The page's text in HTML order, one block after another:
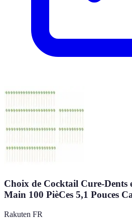
Choix de Cocktail Cure-Dents
Main 100 PièCes 5,1 Pouces
Rakuten FR